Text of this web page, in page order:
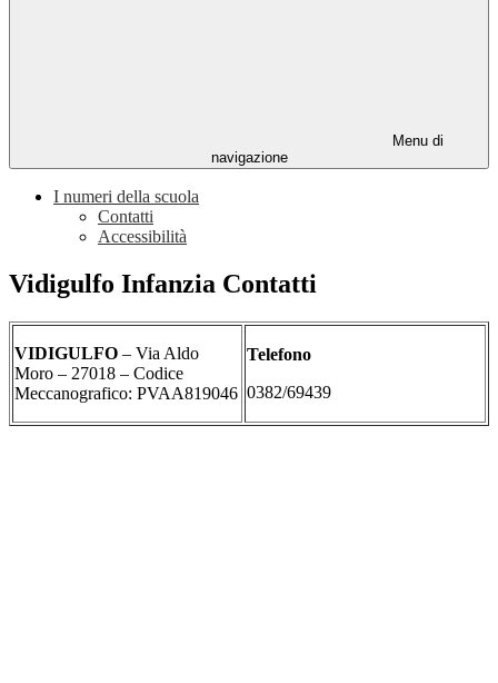
Menu di
navigazione
I numeri della scuola
Contatti
Accessibilità
Vidigulfo Infanzia Contatti
VIDIGULFO – Via Aldo
Moro – 27018 – Codice
Meccanografico: PVAA819046
Telefono
0382/69439